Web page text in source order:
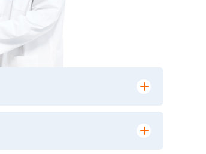
исследований и